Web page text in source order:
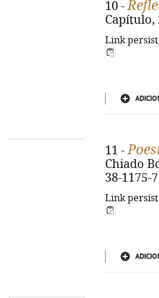
10 -
Capítulo,
Link
11 -
Chiado
38-1175-7
Link